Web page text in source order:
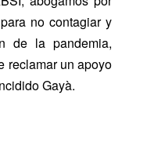
no contagiar y
de la pandemia,
reclamar un apoyo
Gayà.